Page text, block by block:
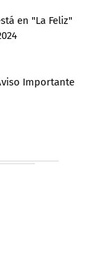
en "La Feliz"
Importante